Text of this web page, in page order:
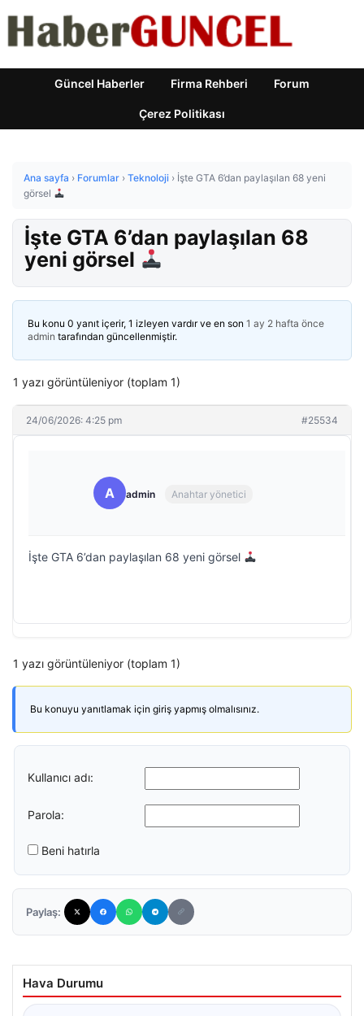
Güncel Haberler Firma Rehberi Forum
Çerez Politikası
Ana sayfa › Forumlar › Teknoloji › İşte GTA 6’dan paylaşılan 68 yeni
görsel
İşte GTA 6’dan paylaşılan 68
yeni görsel
Bu konu 0 yanıt içerir, 1 izleyen vardır ve en son 1 ay 2 hafta önce
admin tarafından güncellenmiştir.
1 yazı görüntüleniyor (toplam 1)
24/06/2026: 4:25 pm #25534
A admin Anahtar yönetici
İşte GTA 6’dan paylaşılan 68 yeni görsel
1 yazı görüntüleniyor (toplam 1)
Bu konuyu yanıtlamak için giriş yapmış olmalısınız.
Kullanıcı adı:
Parola:
Beni hatırla
Paylaş:
Hava Durumu